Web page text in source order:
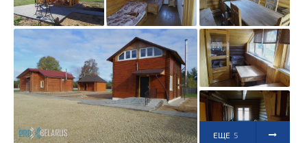
ЕЩЕ 5